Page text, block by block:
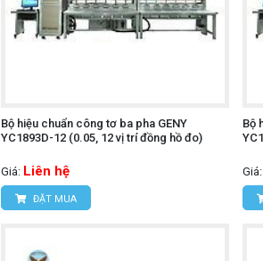
Bộ hiệu chuẩn công tơ ba pha GENY
YC1893D-12 (0.05, 12 vị trí đồng hồ đo)
Giá: Liên hệ
ĐẶT MUA
Bộ
Giá: